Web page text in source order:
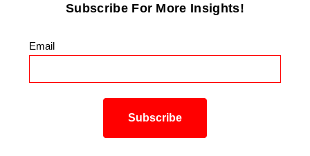
Subscribe For More Insights!
Email